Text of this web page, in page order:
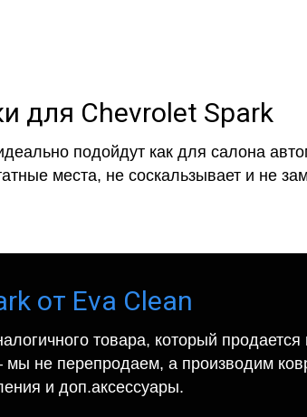
для Chevrolet Spark
подойдут как для салона
места, не соскальзывает и не
от Eva Clean
товара, который продается
мы не перепродаем, а производим
и доп.аксессуары.